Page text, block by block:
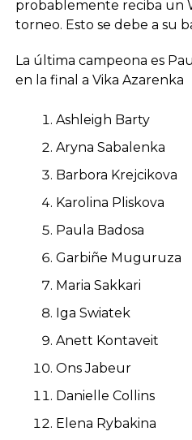
probablemente reciba un
torneo. Esto se debe a su
La última campeona es
en la final a Vika Azarenka
Ashleigh Barty
Aryna Sabalenka
Barbora Krejcikova
Karolina Pliskova
Paula Badosa
Garbiñe Muguruza
Maria Sakkari
Iga Swiatek
Anett Kontaveit
Ons Jabeur
Danielle Collins
Elena Rybakina